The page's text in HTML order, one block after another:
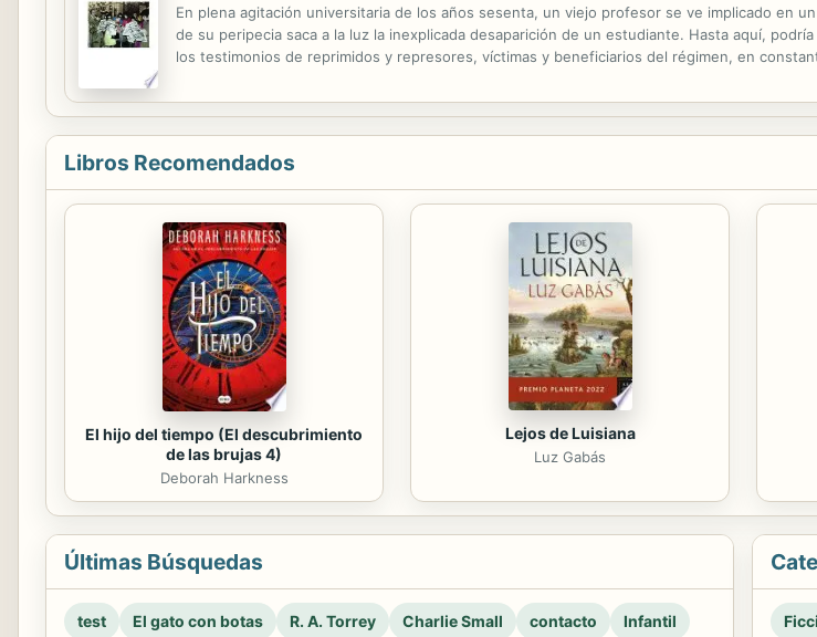
En plena agitación universitaria de los años sesenta, un viejo profesor se ve implicado en
de su peripecia saca a la luz la inexplicada desaparición de un estudiante. Hasta aquí,
los testimonios de reprimidos y represores, víctimas y beneficiarios del régimen, en
Libros Recomendados
El hijo del tiempo (El descubrimiento
de las brujas 4)
Deborah Harkness
Lejos de Luisiana
Luz Gabás
Últimas Búsquedas
test El gato con botas R. A. Torrey Charlie Small contacto Infantil